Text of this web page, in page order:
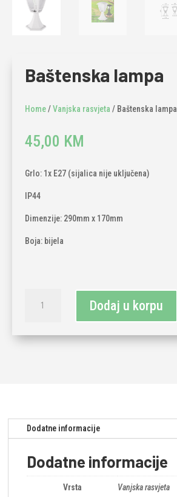
Baštenska lampa
Home/Vanjska rasvjeta / Baštenska lampa
45,00 KM
Grlo: 1x E27 (sijalica nije uključena)
IP44
Dimenzije: 290mm x 170mm
Boja: bijela
lampa
Dodaj u korpu
Dodatne informacije
Dodatne informacije
Vrsta Vanjska rasvjeta